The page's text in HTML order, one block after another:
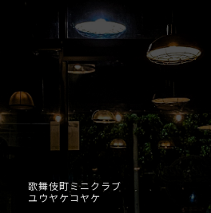
歌舞伎町ミニクラブ
ユウヤケコヤケ